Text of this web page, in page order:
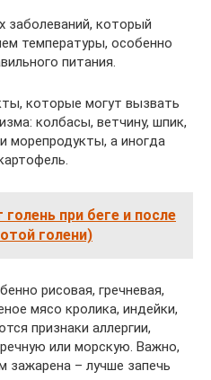
заболеваний, который
температуры, особенно
питания.
которые могут вызвать
колбасы, ветчину, шпик,
морепродукты, а иногда
голень при беге и после
голени)
рисовая, гречневая,
мясо кролика, индейки,
признаки аллергии,
или морскую. Важно,
– лучше запечь